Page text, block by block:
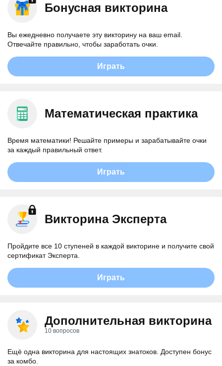
Бонусная викторина
Вы ежедневно получаете эту викторину на ваш email.
Отвечайте правильно, чтобы заработать очки.
Играть
Математическая практика
Время математики! Решайте примеры и зарабатывайте очки
за каждый правильный ответ.
Играть
Викторина Эксперта
Пройдите все 10 ступеней в каждой викторине и получите свой
сертификат Эксперта.
Играть
Дополнительная викторина
10 вопросов
Ещё одна викторина для настоящих знатоков. Доступен бонус
за комбо.